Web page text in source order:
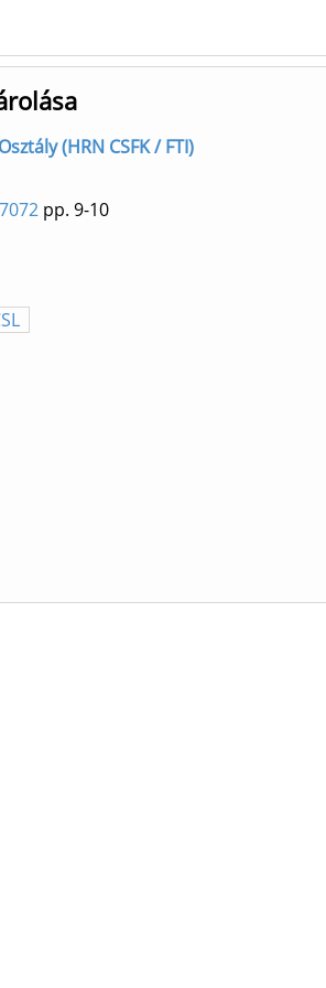
(HRN CSFK / FTI)
pp. 9-10